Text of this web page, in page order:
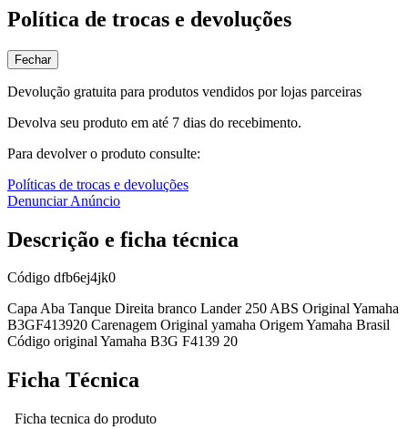
Política de trocas e devoluções
Fechar
Devolução gratuita para produtos vendidos por lojas parceiras
Devolva seu produto em até 7 dias do recebimento.
Para devolver o produto consulte:
Políticas de trocas e devoluções
Denunciar Anúncio
Descrição e ficha técnica
Código dfb6ej4jk0
Capa Aba Tanque Direita branco Lander 250 ABS Original Yamaha
B3GF413920 Carenagem Original yamaha Origem Yamaha Brasil
Código original Yamaha B3G F4139 20
Ficha Técnica
Ficha tecnica do produto